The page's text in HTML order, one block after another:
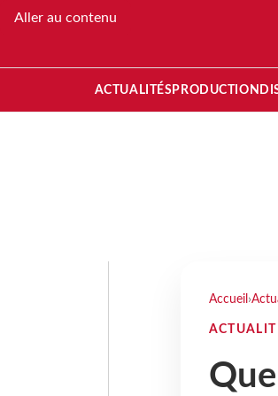
Aller au contenu
ACTUALITÉS PRODUCTION
Accueil ›